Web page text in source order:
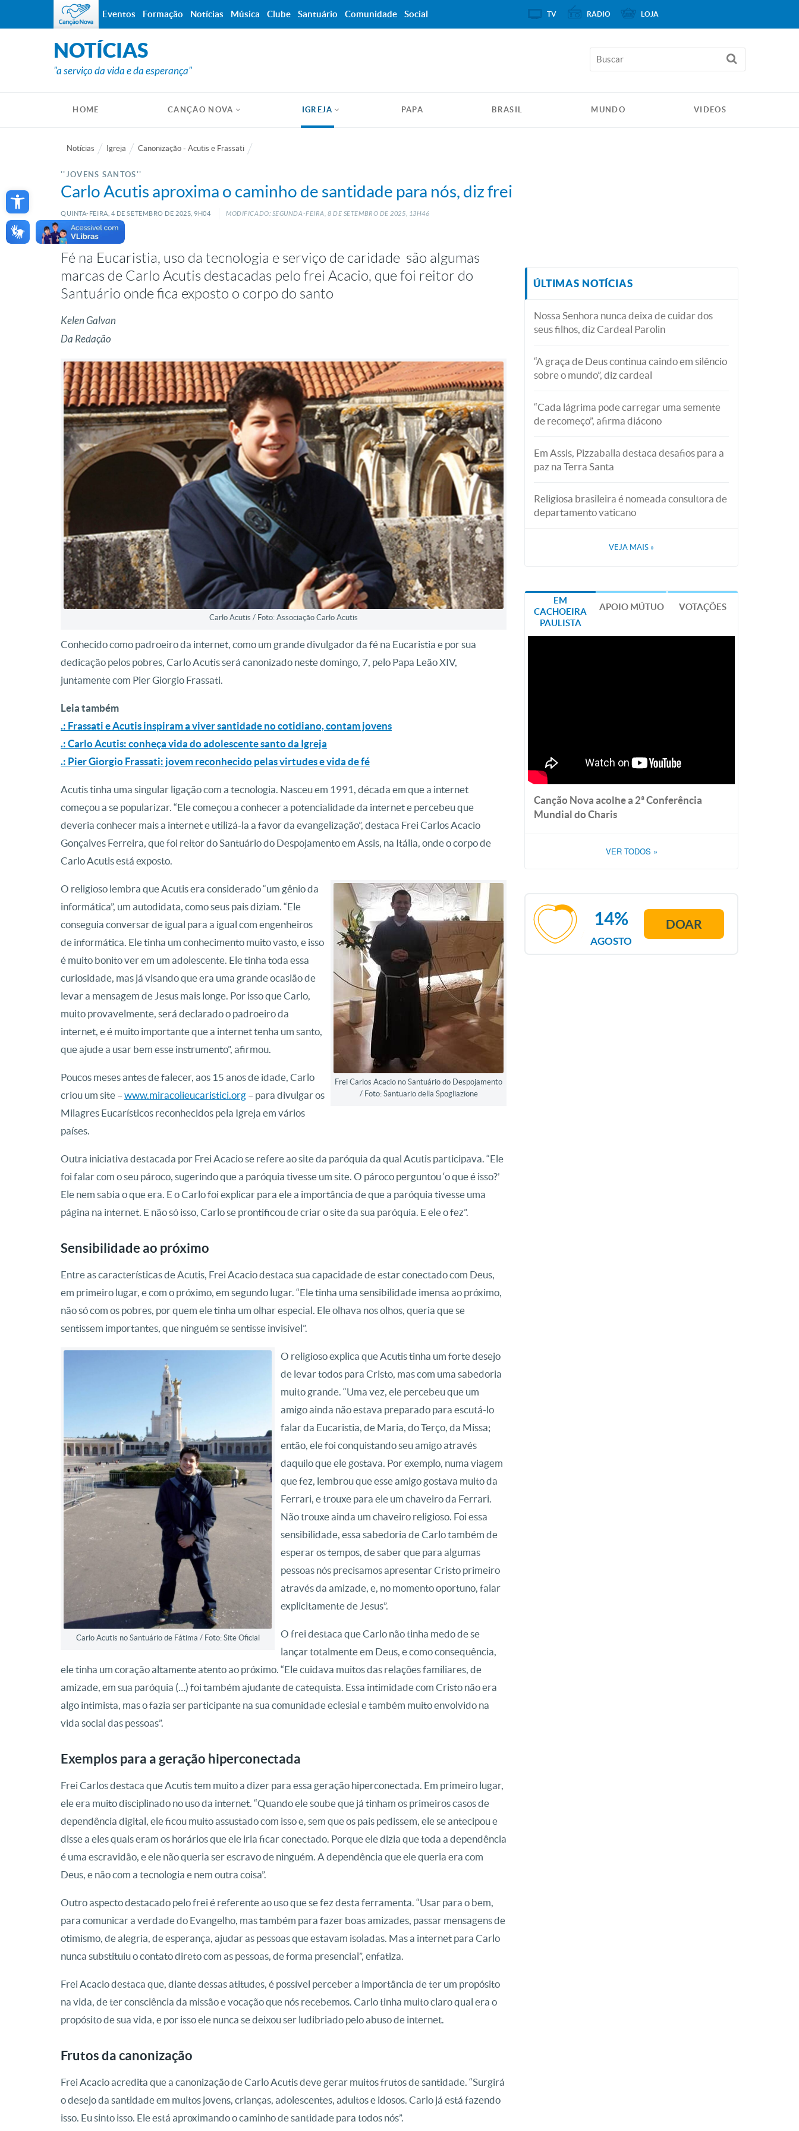
Open toolbar
NOTÍCIAS
"a serviço da vida e da esperança"
HOME CANÇÃO NOVA IGREJA PAPA BRASIL MUNDO VIDEOS
Notícias Igreja Canonização - Acutis e Frassati
''JOVENS SANTOS''
Carlo Acutis aproxima o caminho de santidade para nós, diz frei
QUINTA-FEIRA, 4 DE SETEMBRO DE 2025, 9H04 MODIFICADO: SEGUNDA-FEIRA, 8 DE SETEMBRO DE2025, 13H46
Fé na Eucaristia, uso da tecnologia e serviço de caridade são algumas
marcas de Carlo Acutis destacadas pelo frei Acacio, que foi reitor do
Santuário onde fica exposto o corpo do santo
Kelen Galvan
Da Redação
Carlo Acutis / Foto: Associação Carlo Acutis
Conhecido como padroeiro da internet, como um grande divulgador da fé na Eucaristia e por sua
dedicação pelos pobres, Carlo Acutis será canonizado neste domingo, 7, pelo Papa Leão XIV,
juntamente com Pier Giorgio Frassati.
Leia também
.: Frassati e Acutis inspiram a viver santidade no cotidiano, contam jovens
.: Carlo Acutis: conheça vida do adolescente santo da Igreja
.: Pier Giorgio Frassati: jovem reconhecido pelas virtudes e vida de fé
Acutis tinha uma singular ligação com a tecnologia. Nasceu em 1991, década em que a internet
começou a se popularizar. “Ele começou a conhecer a potencialidade da internet e percebeu que
deveria conhecer mais a internet e utilizá-la a favor da evangelização”, destaca Frei Carlos Acacio
Gonçalves Ferreira, que foi reitor do Santuário do Despojamento em Assis, na Itália, onde o corpo de
Carlo Acutis está exposto.
Frei Carlos Acacio no Santuário do Despojamento
/ Foto: Santuario della Spogliazione
O religioso lembra que Acutis era considerado “um gênio da
informática”, um autodidata, como seus pais diziam. “Ele
conseguia conversar de igual para a igual com engenheiros
de informática. Ele tinha um conhecimento muito vasto, e isso
é muito bonito ver em um adolescente. Ele tinha toda essa
curiosidade, mas já visando que era uma grande ocasião de
levar a mensagem de Jesus mais longe. Por isso que Carlo,
muito provavelmente, será declarado o padroeiro da
internet, e é muito importante que a internet tenha um santo,
que ajude a usar bem esse instrumento”, afirmou.
Poucos meses antes de falecer, aos 15 anos de idade, Carlo
criou um site –www.miracolieucaristici.org – para divulgar os
Milagres Eucarísticos reconhecidos pela Igreja em vários
países.
Outra iniciativa destacada por Frei Acacio se refere ao site da paróquia da qual Acutis participava. “Ele
foi falar com o seu pároco, sugerindo que a paróquia tivesse um site. O pároco perguntou ‘o que é isso?’
Ele nem sabia o que era. E o Carlo foi explicar para ele a importância de que a paróquia tivesse uma
página na internet. E não só isso, Carlo se prontificou de criar o site da sua paróquia. E ele o fez”.
Sensibilidade ao próximo
Entre as características de Acutis, Frei Acacio destaca sua capacidade de estar conectado com Deus,
em primeiro lugar, e com o próximo, em segundo lugar. “Ele tinha uma sensibilidade imensa ao próximo,
não só com os pobres, por quem ele tinha um olhar especial. Ele olhava nos olhos, queria que se
sentissem importantes, que ninguém se sentisse invisível”.
Carlo Acutis no Santuário de Fátima / Foto: Site Oficial
O religioso explica que Acutis tinha um forte desejo
de levar todos para Cristo, mas com uma sabedoria
muito grande. “Uma vez, ele percebeu que um
amigo ainda não estava preparado para escutá-lo
falar da Eucaristia, de Maria, do Terço, da Missa;
então, ele foi conquistando seu amigo através
daquilo que ele gostava. Por exemplo, numa viagem
que fez, lembrou que esse amigo gostava muito da
Ferrari, e trouxe para ele um chaveiro da Ferrari.
Não trouxe ainda um chaveiro religioso. Foi essa
sensibilidade, essa sabedoria de Carlo também de
esperar os tempos, de saber que para algumas
pessoas nós precisamos apresentar Cristo primeiro
através da amizade, e, no momento oportuno, falar
explicitamente de Jesus”.
O frei destaca que Carlo não tinha medo de se
lançar totalmente em Deus, e como consequência,
ele tinha um coração altamente atento ao próximo. “Ele cuidava muitos das relações familiares, de
amizade, em sua paróquia (…) foi também ajudante de catequista. Essa intimidade com Cristo não era
algo intimista, mas o fazia ser participante na sua comunidade eclesial e também muito envolvido na
vida social das pessoas”.
Exemplos para a geração hiperconectada
Frei Carlos destaca que Acutis tem muito a dizer para essa geração hiperconectada. Em primeiro lugar,
ele era muito disciplinado no uso da internet. “Quando ele soube que já tinham os primeiros casos de
dependência digital, ele ficou muito assustado com isso e, sem que os pais pedissem, ele se antecipou e
disse a eles quais eram os horários que ele iria ficar conectado. Porque ele dizia que toda a dependência
é uma escravidão, e ele não queria ser escravo de ninguém. A dependência que ele queria era com
Deus, e não com a tecnologia e nem outra coisa”.
Outro aspecto destacado pelo frei é referente ao uso que se fez desta ferramenta. “Usar para o bem,
para comunicar a verdade do Evangelho, mas também para fazer boas amizades, passar mensagens de
otimismo, de alegria, de esperança, ajudar as pessoas que estavam isoladas. Mas a internet para Carlo
nunca substituiu o contato direto com as pessoas, de forma presencial”, enfatiza.
Frei Acacio destaca que, diante dessas atitudes, é possível perceber a importância de ter um propósito
na vida, de ter consciência da missão e vocação que nós recebemos. Carlo tinha muito claro qual era o
propósito de sua vida, e por isso ele nunca se deixou ser ludibriado pelo abuso de internet.
Frutos da canonização
Frei Acacio acredita que a canonização de Carlo Acutis deve gerar muitos frutos de santidade. “Surgirá
o desejo da santidade em muitos jovens, crianças, adolescentes, adultos e idosos. Carlo já está fazendo
isso. Eu sinto isso. Ele está aproximando o caminho de santidade para todos nós”.
ÚLTIMAS NOTÍCIAS
Nossa Senhora nunca deixa de cuidar dos
seus filhos, diz Cardeal Parolin
“A graça de Deus continua caindo em silêncio
sobre o mundo”, diz cardeal
“Cada lágrima pode carregar uma semente
de recomeço”, afirma diácono
Em Assis, Pizzaballa destaca desafios para a
paz na Terra Santa
Religiosa brasileira é nomeada consultora de
departamento vaticano
VEJA MAIS »
EM
CACHOEIRA
PAULISTA
APOIO MÚTUO VOTAÇÕES
Canção Nova acolhe a 2ª Conferência
Mundial do Charis
VER TODOS »
AGOSTO
14% DOAR
Eventos Formação Notícias Música Clube Santuário Comunidade Social TV RÁDIO LOJA